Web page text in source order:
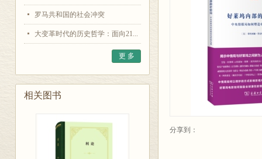
罗马共和国的社会冲突
大变革时代的历史哲学：面向21...
更 多
相关图书
分享到：